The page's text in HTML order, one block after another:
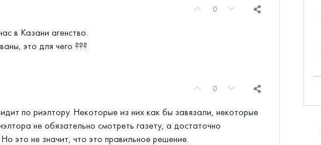
0
в Казани агенство.
это для чего ???
0
по риэлтору. Некоторые из них как бы завязали, некоторые
не обязательно смотреть газету, а достаточно
это не значит, что это правильное решение.